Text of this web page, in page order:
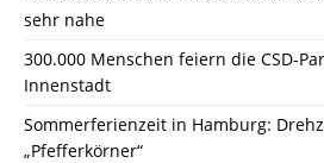
sehr nahe
300.000 Menschen feiern die CSD-
Innenstadt
Sommerferienzeit in Hamburg:
„Pfefferkörner“